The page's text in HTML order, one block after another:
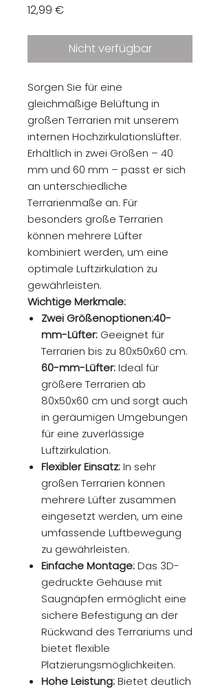
12,99 €Preis
Nicht verfügbar
Sorgen Sie für eine
gleichmäßige Belüftung in
großen Terrarien mit unserem
internen Hochzirkulationslüfter.
Erhältlich in zwei Größen – 40
mm und 60 mm – passt er sich
an unterschiedliche
Terrarienmaße an. Für
besonders große Terrarien
können mehrere Lüfter
kombiniert werden, um eine
optimale Luftzirkulation zu
gewährleisten.
Wichtige Merkmale:
Zwei Größenoptionen:40-
mm-Lüfter: Geeignet für
Terrarien bis zu 80x50x60 cm.
60-mm-Lüfter:Ideal für
größere Terrarien ab
80x50x60 cm und sorgt auch
in geräumigen Umgebungen
für eine zuverlässige
Luftzirkulation.
Flexibler Einsatz:In sehr
großen Terrarien können
mehrere Lüfter zusammen
eingesetzt werden, um eine
umfassende Luftbewegung
zu gewährleisten.
Einfache Montage:Das 3D-
gedruckte Gehäuse mit
Saugnäpfen ermöglicht eine
sichere Befestigung an der
Rückwand des Terrariums und
bietet flexible
Platzierungsmöglichkeiten.
Hohe Leistung:Bietet deutlich